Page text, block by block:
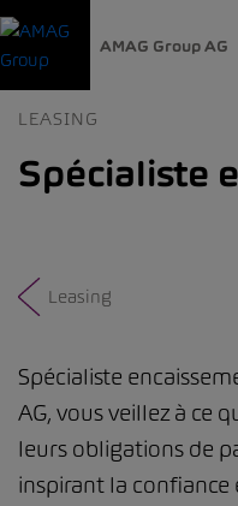
AMAG Group AG
LEASING
Spécialiste
Leasing
Spécialiste
AG, vous veillez à ce
leurs obligations de
inspirant la